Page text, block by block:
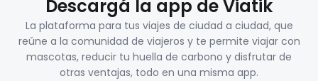
Descargá la app de Viatik
La plataforma para tus viajes de ciudad a ciudad, que
reúne a la comunidad de viajeros y te permite viajar con
mascotas, reducir tu huella de carbono y disfrutar de
otras ventajas, todo en una misma app.